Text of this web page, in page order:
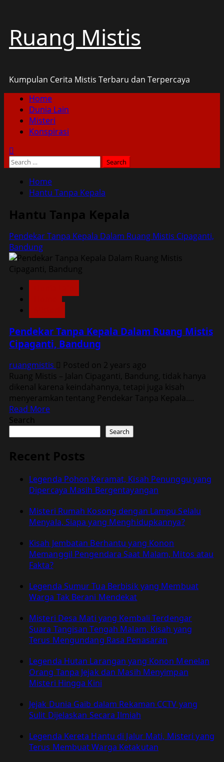
content
Ruang Mistis
Kumpulan Cerita Mistis Terbaru dan Terpercaya
Primary
Menu
Home
Dunia Lain
Misteri
Konspirasi
Search
Home
Hantu Tanpa Kepala
Hantu Tanpa Kepala
Pendekar Tanpa Kepala Dalam Ruang Mistis Cipaganti,
Bandung
Pendekar Tanpa Kepala Dalam Ruang Mistis
Cipaganti, Bandung
ruangmistis
Posted on 2 years ago
Ruang Mistis – Jalan Cipaganti, Bandung, tidak hanya
dikenal karena keindahannya, tetapi juga kisah
menyeramkan tentang Pendekar Tanpa Kepala....
Read MoreRead
Pendekar
Tanpa
Kepala
Dalam
Ruang
Mistis
Cipaganti,
Bandung
Search
Search
Recent Posts
Legenda Pohon Keramat, Kisah Penunggu yang
Dipercaya Masih Bergentayangan
Misteri Rumah Kosong dengan Lampu Selalu
Menyala, Siapa yang Menghidupkannya?
Kisah Jembatan Berhantu yang Konon
Memanggil Pengendara Saat Malam, Mitos atau
Fakta?
Legenda Sumur Tua Berbisik yang Membuat
Warga Tak Berani Mendekat
Misteri Desa Mati yang Kembali Terdengar
Suara Tangisan Tengah Malam, Kisah yang
Terus Mengundang Rasa Penasaran
Legenda Hutan Larangan yang Konon Menelan
Orang Tanpa Jejak dan Masih Menyimpan
Misteri Hingga Kini
Jejak Dunia Gaib dalam Rekaman CCTV yang
Sulit Dijelaskan Secara Ilmiah
Legenda Kereta Hantu di Jalur Mati, Misteri yang
Terus Membuat Warga Ketakutan